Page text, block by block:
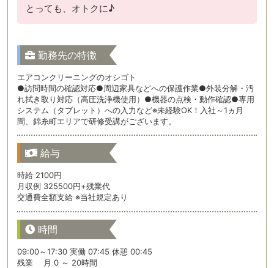
とっても、オトクに♪
勤務先の特徴
エアコンクリーニングのオシゴト
●訪問時間の確認対応●周辺家具などへの保護作業●外装分解・汚
れ拭き取り対応（高圧洗浄機使用）●機器の点検・動作確認●専用
システム（タブレット）への入力など※未経験OK！入社～1ヵ月
間、錦糸町エリアで研修受講がございます。
給与
時給 2100円
月収例 325500円+残業代
交通費全額支給 ※当社規定あり
時間
09:00～17:30 実働 07:45 休憩 00:45
残業 月 0 ～ 20時間